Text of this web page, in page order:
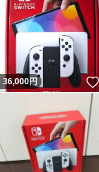
36,000円